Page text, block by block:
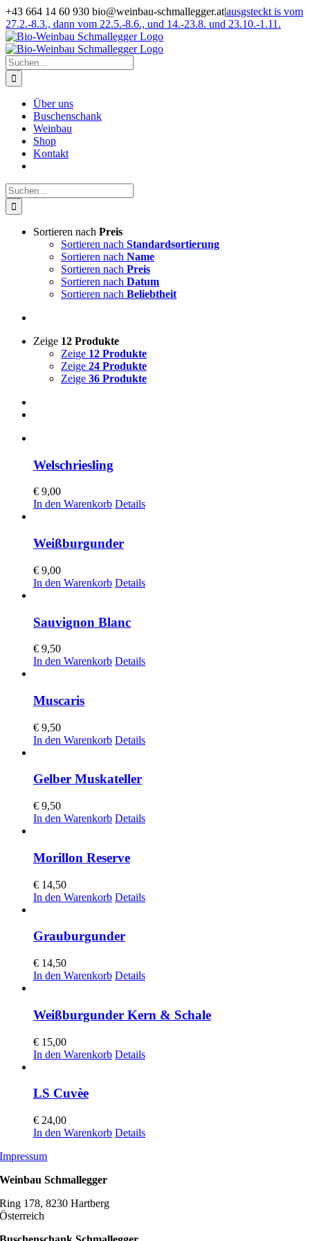
Zum
Inhalt
springen
+43 664 14 60 930 bio@weinbau-schmallegger.at|ausgsteckt is vom
27.2.-8.3., dann vom 22.5.-8.6., und 14.-23.8. und 23.10.-1.11.
Facebook
Instagram
Suche
nach:
Über uns
Buschenschank
Weinbau
Shop
Kontakt
Suche
nach:
Sortieren nach Preis
Sortieren nach Standardsortierung
Sortieren nach Name
Sortieren nach Preis
Sortieren nach Datum
Sortieren nach Beliebtheit
Zeige 12 Produkte
Zeige 12 Produkte
Zeige 24 Produkte
Zeige 36 Produkte
Welschriesling
€ 9,00
In den Warenkorb Details
Weißburgunder
€ 9,00
In den Warenkorb Details
Sauvignon Blanc
€ 9,50
In den Warenkorb Details
Muscaris
€ 9,50
In den Warenkorb Details
Gelber Muskateller
€ 9,50
In den Warenkorb Details
Morillon Reserve
€ 14,50
In den Warenkorb Details
Grauburgunder
€ 14,50
In den Warenkorb Details
Weißburgunder Kern & Schale
€ 15,00
In den Warenkorb Details
LS Cuvèe
€ 24,00
In den Warenkorb Details
Impressum
Weinbau Schmallegger
Ring 178, 8230 Hartberg
Österreich